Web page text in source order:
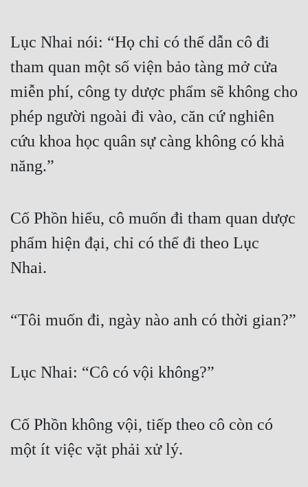
Lục Nhai nói: “Họ chỉ có thể dẫn cô đi
tham quan một số viện bảo tàng mở cửa
miễn phí, công ty dược phẩm sẽ không cho
phép người ngoài đi vào, căn cứ nghiên
cứu khoa học quân sự càng không có khả
năng.”
Cố Phồn hiểu, cô muốn đi tham quan dược
phẩm hiện đại, chỉ có thể đi theo Lục
Nhai.
“Tôi muốn đi, ngày nào anh có thời gian?”
Lục Nhai: “Cô có vội không?”
Cố Phồn không vội, tiếp theo cô còn có
một ít việc vặt phải xử lý.